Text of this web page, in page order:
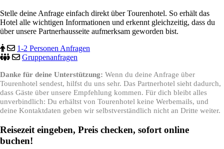
Stelle deine Anfrage einfach direkt über Tourenhotel. So erhält das
Hotel alle wichtigen Informationen und erkennt gleichzeitig, dass du
über unsere Partnerhausseite aufmerksam geworden bist.
1-2 Personen Anfragen
Gruppenanfragen
Danke für deine Unterstützung: Wenn du deine Anfrage über
Tourenhotel sendest, hilfst du uns sehr. Das Partnerhotel sieht dadurch,
dass Gäste über unsere Empfehlung kommen. Für dich bleibt alles
unverbindlich: Du erhältst von Tourenhotel keine Werbemails, und
deine Kontaktdaten geben wir selbstverständlich nicht an Dritte weiter.
Reisezeit eingeben, Preis checken, sofort online
buchen!